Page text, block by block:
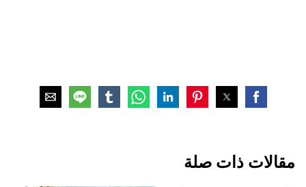
مقالات ذات صلة